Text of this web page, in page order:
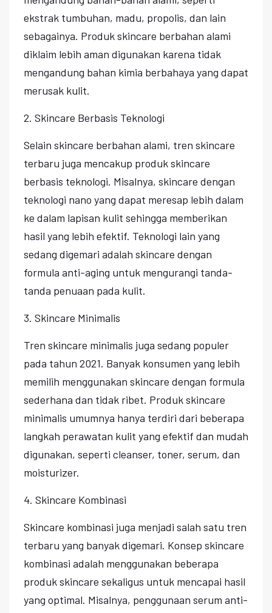
ekstrak tumbuhan, madu, propolis, dan lain
sebagainya. Produk skincare berbahan alami
diklaim lebih aman digunakan karena tidak
mengandung bahan kimia berbahaya yang dapat
merusak kulit.
2. Skincare Berbasis Teknologi
Selain skincare berbahan alami, tren skincare
terbaru juga mencakup produk skincare
berbasis teknologi. Misalnya, skincare dengan
teknologi nano yang dapat meresap lebih dalam
ke dalam lapisan kulit sehingga memberikan
hasil yang lebih efektif. Teknologi lain yang
sedang digemari adalah skincare dengan
formula anti-aging untuk mengurangi tanda-
tanda penuaan pada kulit.
3. Skincare Minimalis
Tren skincare minimalis juga sedang populer
pada tahun 2021. Banyak konsumen yang lebih
memilih menggunakan skincare dengan formula
sederhana dan tidak ribet. Produk skincare
minimalis umumnya hanya terdiri dari beberapa
langkah perawatan kulit yang efektif dan mudah
digunakan, seperti cleanser, toner, serum, dan
moisturizer.
4. Skincare Kombinasi
Skincare kombinasi juga menjadi salah satu tren
terbaru yang banyak digemari. Konsep skincare
kombinasi adalah menggunakan beberapa
produk skincare sekaligus untuk mencapai hasil
yang optimal. Misalnya, penggunaan serum anti-